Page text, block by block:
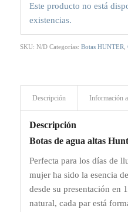
original
era:
actual
Este producto no está
existencias.
SKU: N/D Categorías: Botas HUNTER
Descripción Información
Descripción
Botas de agua altas
Perfecta para los días de
mujer ha sido la esencia
desde su presentación en
natural, cada par está